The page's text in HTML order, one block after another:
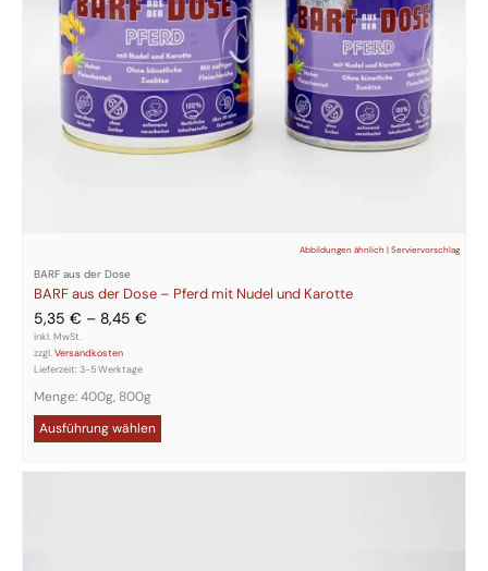
Abbildungen ähnlich | Serviervorschlag
BARF aus der Dose
BARF aus der Dose – Pferd mit Nudel und Karotte
5,35 € – 8,45 €
inkl. MwSt.
zzgl.Versandkosten
Lieferzeit:3-5 Werktage
Menge: 400g, 800g
Ausführung wählen
werden